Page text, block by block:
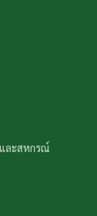
และสหกรณ์